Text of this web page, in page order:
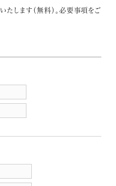
します（無料）。必要事項をご